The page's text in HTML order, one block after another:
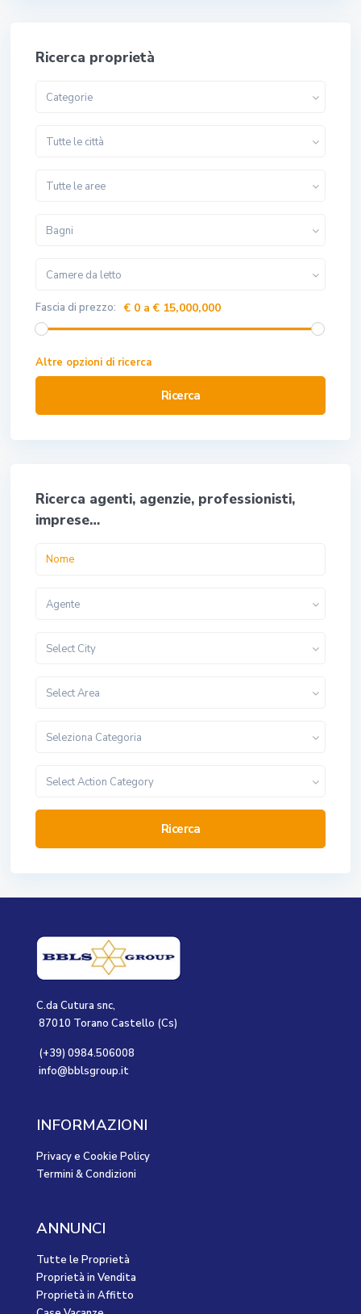
Ricerca proprietà
Categorie
Tutte le città
Tutte le aree
Bagni
Camere da letto
Fascia di prezzo: € 0 a € 15,000,000
Altre opzioni di ricerca
Ricerca
Ricerca agenti, agenzie, professionisti,
imprese…
Agente
Select City
Select Area
Seleziona Categoria
Select Action Category
Ricerca
C.da Cutura snc,
87010 Torano Castello (Cs)
(+39) 0984.506008
info@bblsgroup.it
INFORMAZIONI
Privacy e Cookie Policy
Termini & Condizioni
ANNUNCI
Tutte le Proprietà
Proprietà in Vendita
Proprietà in Affitto